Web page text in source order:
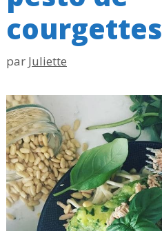
courgettes
par Juliette